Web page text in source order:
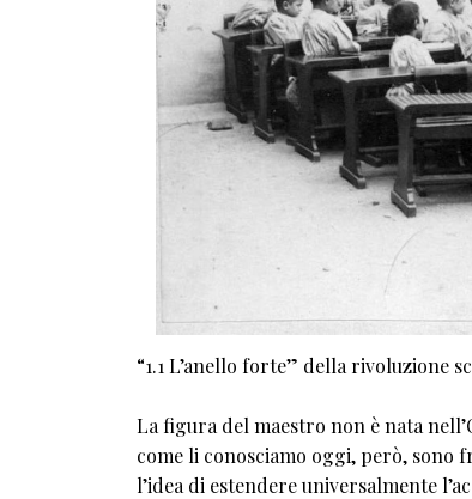
“1.1 L’anello forte” della rivoluzione
La figura del maestro non è nata
come li conosciamo oggi, però, sono
l’idea di estendere universalmente